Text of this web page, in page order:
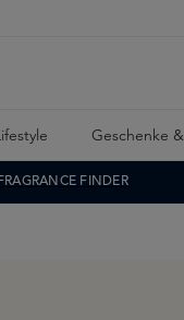
Geschenke
FINDER